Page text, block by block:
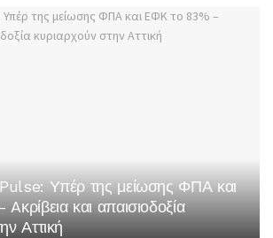
Υπέρ της μείωσης ΦΠΑ και
και απαισιοδοξία
Αττική